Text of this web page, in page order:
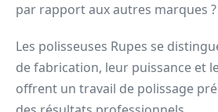
par rapport aux autres marques ?
Les polisseuses Rupes se
de fabrication, leur puissance et
offrent un travail de polissage